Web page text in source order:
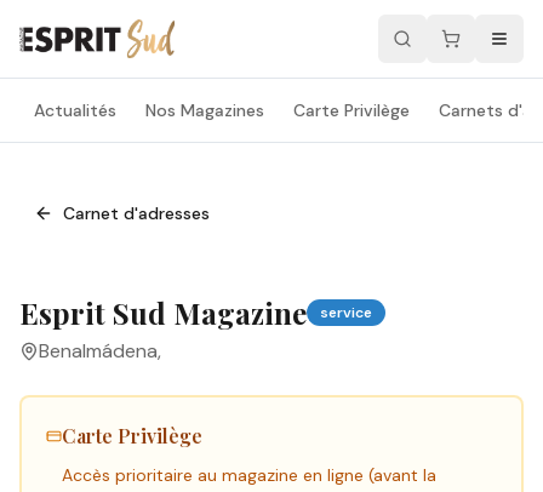
Actualités Nos Magazines Carte Privilège Carnets
Carnet d'adresses
Esprit Sud Magazine service
Benalmádena,
Carte Privilège
Accès prioritaire au magazine en ligne (avant la